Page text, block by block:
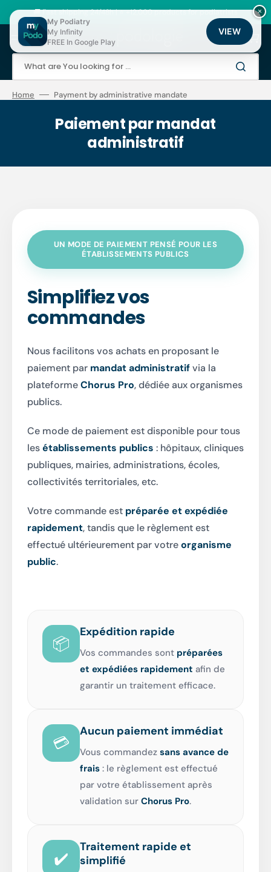
content
🚚 Fast shipping 24/48h | ⭐ +12,000 products for podiatrists
What are You looking for ...
Cart
Home Payment by administrative mandate
Paiement par mandat
administratif
UN MODE DE PAIEMENT PENSÉ POUR LES
ÉTABLISSEMENTS PUBLICS
Simplifiez vos
commandes
Nous facilitons vos achats en proposant le
paiement par mandat administratifvia la
plateformeChorus Pro, dédiée aux organismes
publics.
Ce mode de paiement est disponible pour tous
lesétablissements publics : hôpitaux, cliniques
publiques, mairies, administrations, écoles,
collectivités territoriales, etc.
Votre commande est préparée et expédiée
rapidement, tandis que le règlement est
effectué ultérieurement par votreorganisme
public.
📦
Expédition rapide
Vos commandes sont préparées
et expédiées rapidement afin de
garantir un traitement efficace.
💳
Aucun paiement immédiat
Vous commandez sans avance de
frais : le règlement est effectué
par votre établissement après
validation sur Chorus Pro.
✔️
Traitement rapide et
simplifié
×
My Podiatry
My Infinity
FREE In Google Play
VIEW